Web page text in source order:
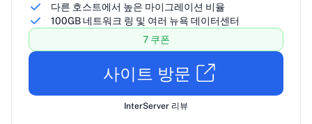
다른 호스트에서 높은 마이그레이션 비율
100GB 네트워크 링 및 여러 뉴욕 데이터센터
7 쿠폰
사이트 방문
InterServer 리뷰